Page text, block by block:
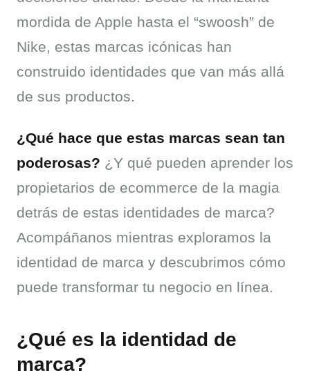
mordida de Apple hasta el “swoosh” de
Nike, estas marcas icónicas han
construido identidades que van más allá
de sus productos.
¿Qué hace que estas marcas sean tan
poderosas? ¿Y qué pueden aprender los
propietarios de ecommerce de la magia
detrás de estas identidades de marca?
Acompáñanos mientras exploramos la
identidad de marca y descubrimos cómo
puede transformar tu negocio en línea.
¿Qué es la identidad de
marca?